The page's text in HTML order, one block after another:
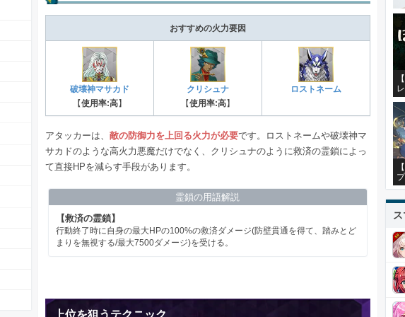
おすすめの火力要因
破壊神マサカド
【使用率:高】
クリシュナ
【使用率:高】
ロストネーム
アタッカーは、 敵の防御力を上回る火力が必要です。ロストネームや破壊神マ
サカドのような高火力悪魔だけでなく、クリシュナのように救済の霊鎖によっ
て直接HPを減らす手段があります。
霊鎖の用語解説
【救済の霊鎖】
行動終了時に自身の最大HPの100%の救済ダメージ(防壁貫通を得て、踏みとど
まりを無視する/最大7500ダメージ)を受ける。